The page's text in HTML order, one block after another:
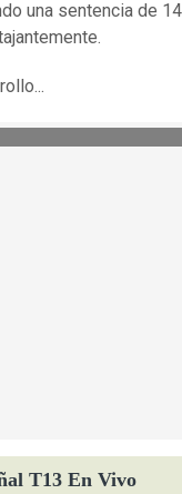
una sentencia de
T13 En Vivo